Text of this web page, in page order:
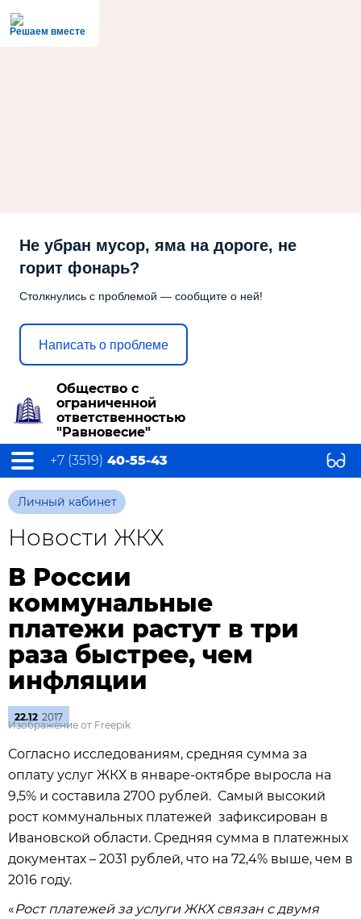
Решаем вместе
Не убран мусор, яма на дороге, не
горит фонарь?
Столкнулись с проблемой — сообщите о ней!
Написать о проблеме
Общество с
ограниченной
ответственностью
"Равновесие"
+7 (3519) 40-55-43
Личный кабинет
Новости ЖКХ
В России
коммунальные
платежи растут в три
раза быстрее, чем
инфляции
22.12 2017
Изображение от Freepik
Согласно исследованиям, средняя сумма за
оплату услуг ЖКХ в январе-октябре выросла на
9,5% и составила 2700 рублей. Самый высокий
рост коммунальных платежей зафиксирован в
Ивановской области. Средняя сумма в платежных
документах – 2031 рублей, что на 72,4% выше, чем в
2016 году.
«Рост платежей за услуги ЖКХ связан с двумя